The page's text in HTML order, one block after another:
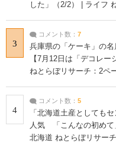
した」（2/2） | ライフ
3
コメント数： 7
兵庫県の「ケーキ」の
【7月12日は「デコレ
ねとらぼリサーチ：2ペ
4
コメント数： 5
「北海道土産としても
人気 「こんなの初めて
北海道 ねとらぼリサーチ